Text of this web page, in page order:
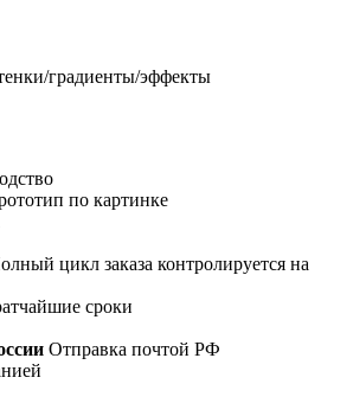
градиенты/эффекты
по картинке
цикл заказа контролируется на
сроки
Отправка почтой РФ